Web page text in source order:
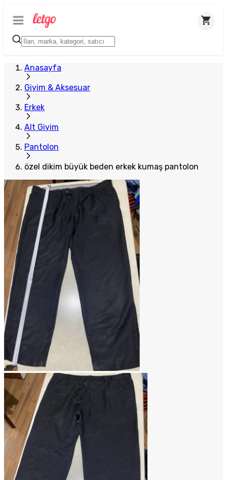
Anasayfa
Giyim & Aksesuar
Erkek
Alt Giyim
Pantolon
özel dikim büyük beden erkek kumaş pantolon
Plus Satıcı